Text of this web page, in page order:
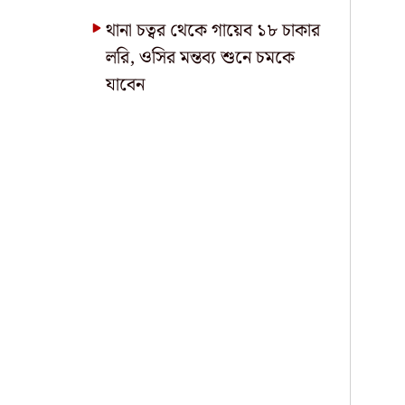
থানা চত্বর থেকে গায়েব ১৮ চাকার
লরি, ওসির মন্তব্য শুনে চমকে
যাবেন